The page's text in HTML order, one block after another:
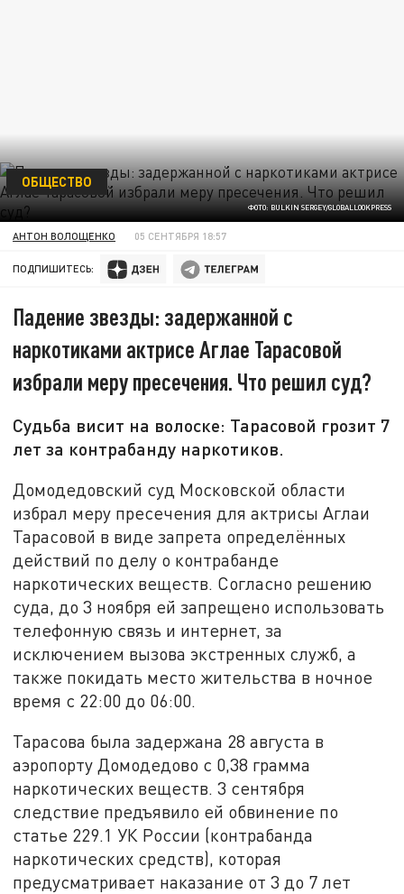
ФОТО: BULKIN SERGEY/GLOBALLOOKPRESS
ОБЩЕСТВО
АНТОН ВОЛОЩЕНКО 05 СЕНТЯБРЯ 18:57
ПОДПИШИТЕСЬ:
Падение звезды: задержанной с
наркотиками актрисе Аглае Тарасовой
избрали меру пресечения. Что решил суд?
Судьба висит на волоске: Тарасовой грозит 7
лет за контрабанду наркотиков.
Домодедовский суд Московской области
избрал меру пресечения для актрисы Аглаи
Тарасовой в виде запрета определённых
действий по делу о контрабанде
наркотических веществ. Согласно решению
суда, до 3 ноября ей запрещено использовать
телефонную связь и интернет, за
исключением вызова экстренных служб, а
также покидать место жительства в ночное
время с 22:00 до 06:00.
Тарасова была задержана 28 августа в
аэропорту Домодедово с 0,38 грамма
наркотических веществ. 3 сентября
следствие предъявило ей обвинение по
статье 229.1 УК России (контрабанда
наркотических средств), которая
предусматривает наказание от 3 до 7 лет